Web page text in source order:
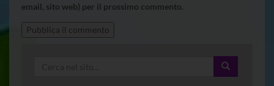
email, sito web) per il prossimo commento.